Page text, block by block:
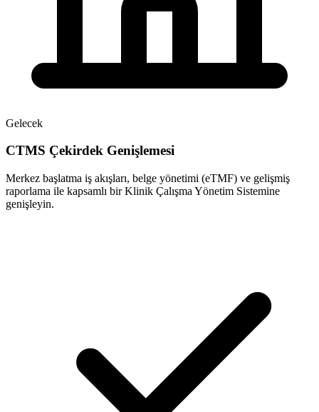
Gelecek
CTMS Çekirdek Genişlemesi
Merkez başlatma iş akışları, belge yönetimi (eTMF) ve gelişmiş
raporlama ile kapsamlı bir Klinik Çalışma Yönetim Sistemine
genişleyin.